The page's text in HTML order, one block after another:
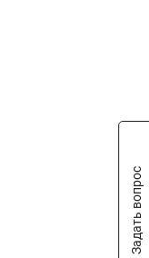
Задать вопрос